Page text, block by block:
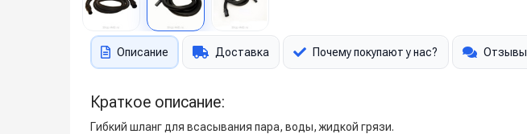
Описание Доставка Почему покупают у нас? Отзывы
Краткое описание:
Гибкий шланг для всасывания пара, воды, жидкой грязи.